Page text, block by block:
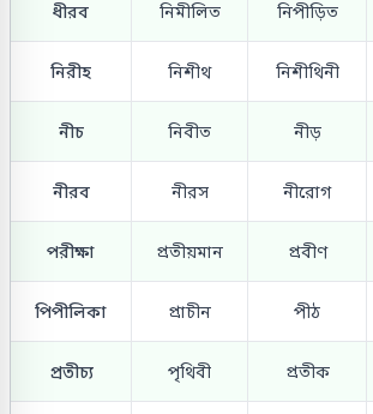
ধীরব নিমীলিত নিপীড়িত
নিরীহ নিশীথ নিশীথিনী
নীচ নিবীত নীড়
নীরব নীরস নীরোগ
পরীক্ষা প্রতীয়মান প্রবীণ
পিপীলিকা প্রাচীন পীঠ
প্রতীচ্য পৃথিবী প্রতীক